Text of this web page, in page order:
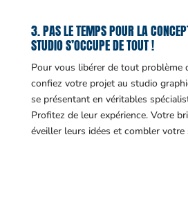
3. PAS LE TEMPS POUR LA
STUDIO S’OCCUPE DE TOUT !
Pour vous libérer de tout problème
confiez votre projet au studio
se présentant en véritables
Profitez de leur expérience. Votre
éveiller leurs idées et combler